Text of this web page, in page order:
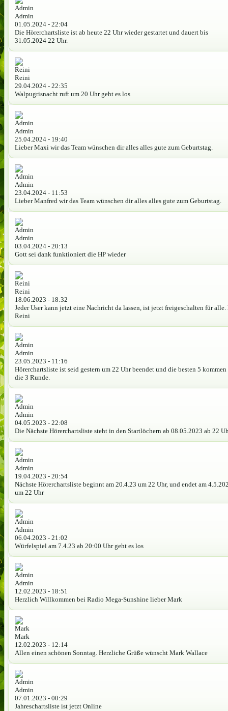
Admin
01.05.2024 - 22:04
Die Hörerchartsliste ist ab heute 22 Uhr wieder gestartet und dauert bis
31.05.2024 22 Uhr.
Reini
29.04.2024 - 22:35
Walpugrisnacht ruft um 20 Uhr geht es los
Admin
25.04.2024 - 19:40
Lieber Maxi wir das Team wünschen dir alles alles gute zum Geburtstag.
Admin
23.04.2024 - 11:53
Lieber Manfred wir das Team wünschen dir alles alles gute zum Geburtstag.
Admin
03.04.2024 - 20:13
Gott sei dank funktioniert die HP wieder
Reini
18.06.2023 - 18:32
Jeder User kann jetzt eine Nachricht da lassen, ist jetzt freigeschalten für alle.
Reini
Admin
23.05.2023 - 11:16
Hörerchartsliste ist seid gestern um 22 Uhr beendet und die besten 5
die 3 Runde.
Admin
04.05.2023 - 22:08
Die Nächste Hörerchartsliste steht in den Startlöchern ab 08.05.2023 ab 22
Admin
19.04.2023 - 20:54
Nächste Hörerchartsliste beginnt am 20.4.23 um 22 Uhr, und endet am
um 22 Uhr
Admin
06.04.2023 - 21:02
Würfelspiel am 7.4.23 ab 20:00 Uhr geht es los
Admin
12.02.2023 - 18:51
Herzlich Willkommen bei Radio Mega-Sunshine lieber Mark
Mark
12.02.2023 - 12:14
Allen einen schönen Sonntag. Herzliche Grüße wünscht Mark Wallace
Admin
07.01.2023 - 00:29
Jahreschartsliste ist jetzt Online